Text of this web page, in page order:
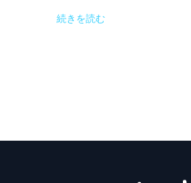
続きを読む